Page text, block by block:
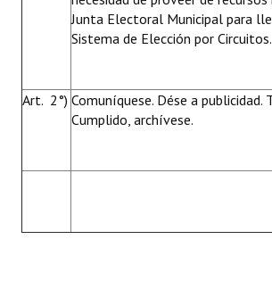
Junta Electoral Municipal para
Sistema de Elección por Circuitos.
Art. 2°) Comuníquese. Dése a publicidad.
Cumplido, archívese.